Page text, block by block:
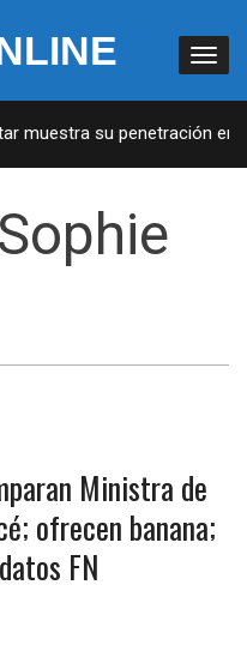
muestra su penetración en la
Ministra de
ofrecen banana;
FN